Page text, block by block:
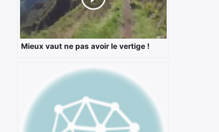
Mieux vaut ne pas avoir le vertige !
Rechercher
: